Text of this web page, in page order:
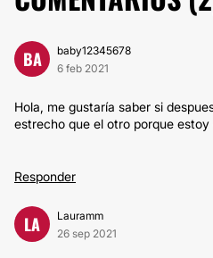
BA
baby12345678
6 feb 2021
Hola, me gustaría saber si
estrecho que el otro porque estoy
Responder
LA
Lauramm
26 sep 2021